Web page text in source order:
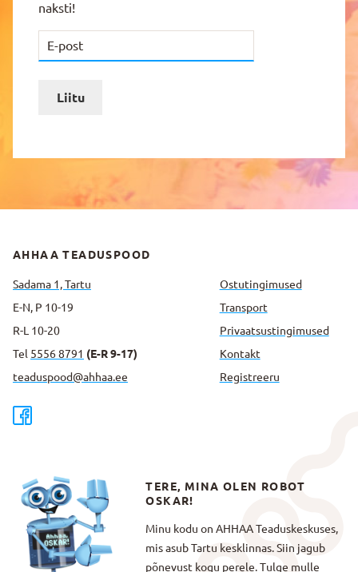
naksti!
Liitu
AHHAA TEADUSPOOD
Sadama 1, Tartu
E-N, P 10-19
R-L 10-20
Tel 5556 8791 (E-R 9-17)
teaduspood@ahhaa.ee
Ostutingimused
Transport
Privaatsus­tingimused
Kontakt
Registreeru
TERE, MINA OLEN ROBOT
OSKAR!
Minu kodu on AHHAA Teaduskeskuses,
mis asub Tartu kesklinnas. Siin jagub
põnevust kogu perele. Tulge mulle